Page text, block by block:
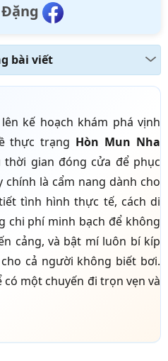
bài viết
kế hoạch khám phá vịnh
thực trạng Hòn Mun Nha
thời gian đóng cửa để phục
là cẩm nang dành cho
tình hình thực tế, cách di
chi phí minh bạch để không
cảng, và bật mí luôn bí kíp
cả người không biết bơi.
một chuyến đi trọn vẹn và